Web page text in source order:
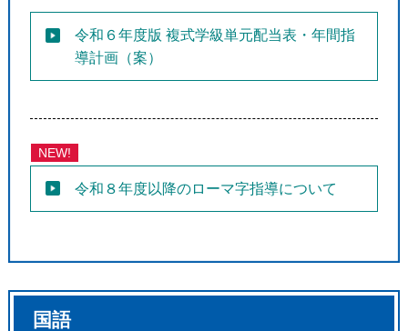
令和６年度版 複式学級単元配当表・年間指
導計画（案）
NEW!
令和８年度以降のローマ字指導について
国語